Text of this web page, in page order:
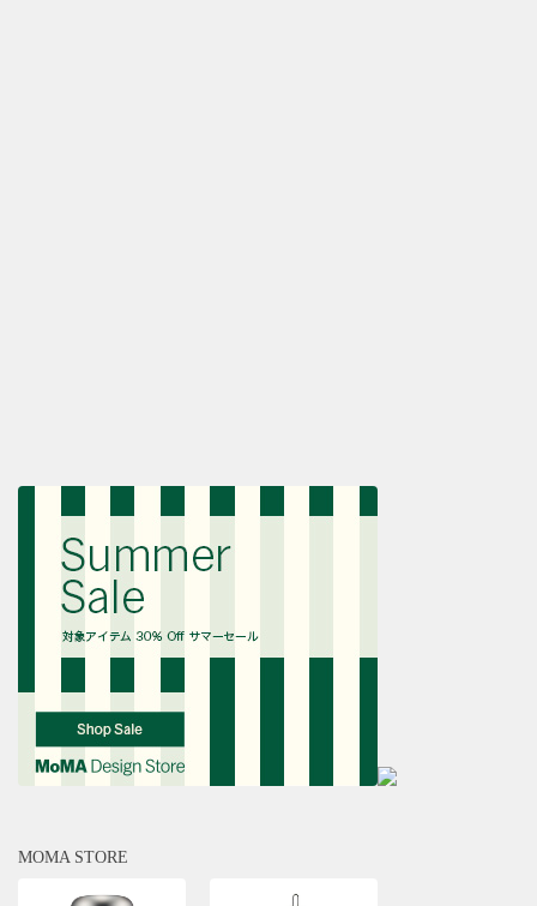
MOMA STORE